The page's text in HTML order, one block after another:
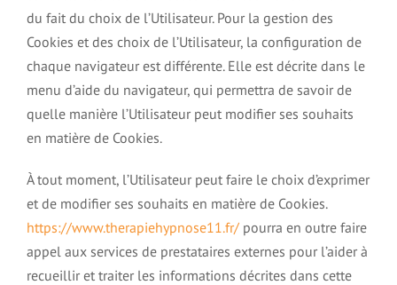
du fait du choix de l’Utilisateur. Pour la gestion des
Cookies et des choix de l’Utilisateur, la configuration de
chaque navigateur est différente. Elle est décrite dans le
menu d’aide du navigateur, qui permettra de savoir de
quelle manière l’Utilisateur peut modifier ses souhaits
en matière de Cookies.
À tout moment, l’Utilisateur peut faire le choix d’exprimer
et de modifier ses souhaits en matière de Cookies.
https://www.therapiehypnose11.fr/pourra en outre faire
appel aux services de prestataires externes pour l’aider à
recueillir et traiter les informations décrites dans cette